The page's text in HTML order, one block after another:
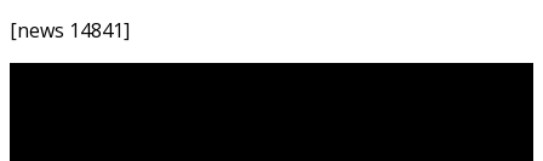
[news 14841]